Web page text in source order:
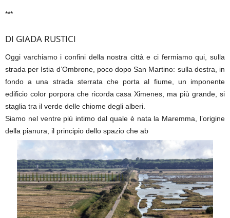
***
DI GIADA RUSTICI
Oggi varchiamo i confini della nostra città e ci fermiamo qui, sulla
strada per Istia d’Ombrone, poco dopo San Martino: sulla destra, in
fondo a una strada sterrata che porta al fiume, un imponente
edificio color porpora che ricorda casa Ximenes, ma più grande, si
staglia tra il verde delle chiome degli alberi.
Siamo nel ventre più intimo dal quale è nata la Maremma, l’origine
della pianura, il principio dello spazio che ab